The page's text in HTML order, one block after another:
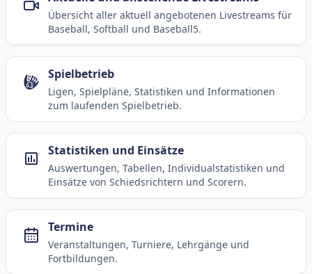
Berichte und Neuigkeiten
dem S/HBV, Deutschland und der Welt.
Aktuelle und anstehende Livestreams
Baseball, Softball und Baseball5.
Spielbetrieb
zum laufenden Spielbetrieb.
Statistiken und Einsätze